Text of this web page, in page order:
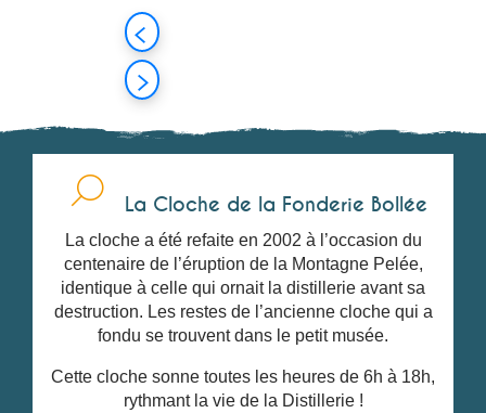
La Cloche de la Fonderie Bollée
La cloche a été refaite en 2002 à l’occasion du
centenaire de l’éruption de la Montagne Pelée,
identique à celle qui ornait la distillerie avant sa
destruction. Les restes de l’ancienne cloche qui a
fondu se trouvent dans le petit musée.
Cette cloche sonne toutes les heures de 6h à 18h,
rythmant la vie de la Distillerie !